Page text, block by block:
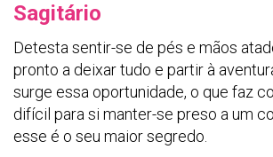
Sagitário
Detesta sentir-se de pés e mãos
pronto a deixar tudo e partir à
surge essa oportunidade, o que faz
difícil para si manter-se preso a um
esse é o seu maior segredo.